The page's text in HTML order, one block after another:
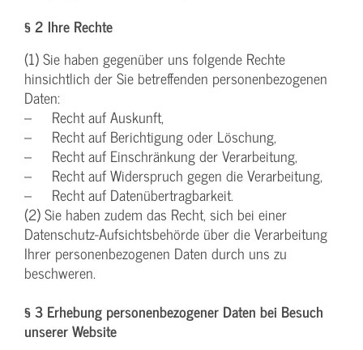
§ 2 Ihre Rechte
(1) Sie haben gegenüber uns folgende Rechte
hinsichtlich der Sie betreffenden personenbezogenen
Daten:
– Recht auf Auskunft,
– Recht auf Berichtigung oder Löschung,
– Recht auf Einschränkung der Verarbeitung,
– Recht auf Widerspruch gegen die Verarbeitung,
– Recht auf Datenübertragbarkeit.
(2) Sie haben zudem das Recht, sich bei einer
Datenschutz-Aufsichtsbehörde über die Verarbeitung
Ihrer personenbezogenen Daten durch uns zu
beschweren.
§ 3 Erhebung personenbezogener Daten bei Besuch
unserer Website